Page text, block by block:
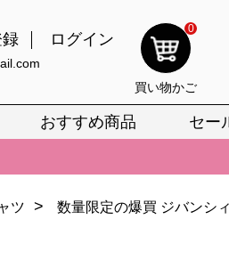
ログイン
0
買い物かご
おすすめ商品 セー
デルが登場。上質な仕上がりをお見
品質の再現度を安心してお選びいただ
ツ > 数量限定の爆買 ジバンシ